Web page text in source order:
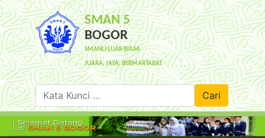
SMAN 5
BOGOR
SMANLI LUAR BIASA
JUARA, JAYA, BERMARTABAT
Kata Kunci ... Cari